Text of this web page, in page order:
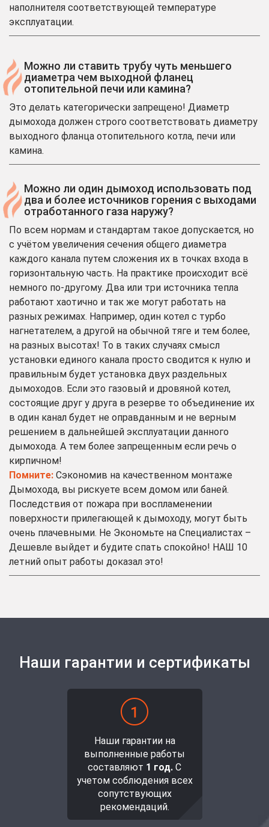
наполнителя соответствующей температуре
эксплуатации.
Можно ли ставить трубу чуть меньшего
диаметра чем выходной фланец
отопительной печи или камина?
Это делать категорически запрещено! Диаметр
дымохода должен строго соответствовать диаметру
выходного фланца отопительного котла, печи или
камина.
Можно ли один дымоход использовать под
два и более источников горения с выходами
отработанного газа наружу?
По всем нормам и стандартам такое допускается, но
с учётом увеличения сечения общего диаметра
каждого канала путем сложения их в точках входа в
горизонтальную часть. На практике происходит всё
немного по-другому. Два или три источника тепла
работают хаотично и так же могут работать на
разных режимах. Например, один котел с турбо
нагнетателем, а другой на обычной тяге и тем более,
на разных высотах! То в таких случаях смысл
установки единого канала просто сводится к нулю и
правильным будет установка двух раздельных
дымоходов. Если это газовый и дровяной котел,
состоящие друг у друга в резерве то объединение их
в один канал будет не оправданным и не верным
решением в дальнейшей эксплуатации данного
дымохода. А тем более запрещенным если речь о
кирпичном!
Помните: Сэкономив на качественном монтаже
Дымохода, вы рискуете всем домом или баней.
Последствия от пожара при воспламенении
поверхности прилегающей к дымоходу, могут быть
очень плачевными. Не Экономьте на Специалистах –
Дешевле выйдет и будите спать спокойно! НАШ 10
летний опыт работы доказал это!
Наши гарантии и сертификаты
Наши гарантии на
выполненные работы
составляют 1 год. С
учетом соблюдения всех
сопутствующих
рекомендаций.